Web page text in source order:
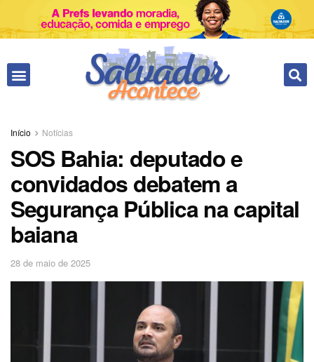
Início Notícias
SOS Bahia: deputado e
convidados debatem a
Segurança Pública na capital
baiana
28 de maio de 2025